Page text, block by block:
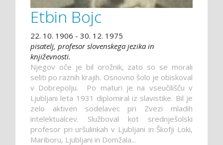
Etbin Bojc
22. 10. 1906 - 30. 12. 1975
pisatelj, profesor slovenskega jezika in
književnosti.
Njegov oče je bil orožnik, zato so se morali
seliti po raznih krajih. Osnovno šolo je obiskoval
v Dobrepolju. Po maturi je na vseučilišču v
Ljubljani leta 1931 diplomiral iz slavistike. Bil je
zelo aktiven sodelavec pri Zvezi mladih
intelektualcev. Služboval kot srednješolski
profesor pri uršulinkah v Ljubljani in Škofji Loki,
Mariboru, Ljubljani in Domžala...